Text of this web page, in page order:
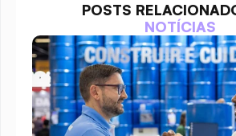
POSTS
NOTÍCIAS